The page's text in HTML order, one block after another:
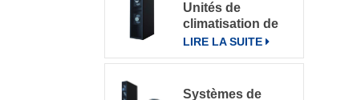
Unités de
climatisation de
précision à
refroidissement
LIRE LA SUITE
Systèmes de